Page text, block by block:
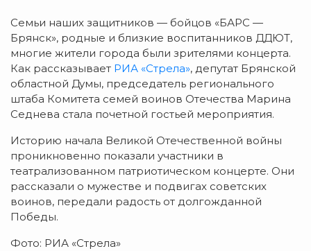
Семьи наших защитников — бойцов «БАРС —
Брянск», родные и близкие воспитанников ДДЮТ,
многие жители города были зрителями концерта.
Как рассказывает РИА «Стрела», депутат Брянской
областной Думы, председатель регионального
штаба Комитета семей воинов Отечества Марина
Седнева стала почетной гостьей мероприятия.
Историю начала Великой Отечественной войны
проникновенно показали участники в
театрализованном патриотическом концерте. Они
рассказали о мужестве и подвигах советских
воинов, передали радость от долгожданной
Победы.
Фото: РИА «Стрела»